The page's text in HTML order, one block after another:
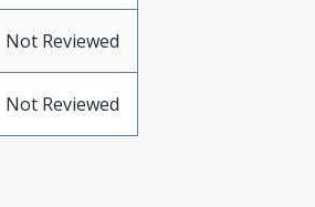
Not Reviewed
Not Reviewed